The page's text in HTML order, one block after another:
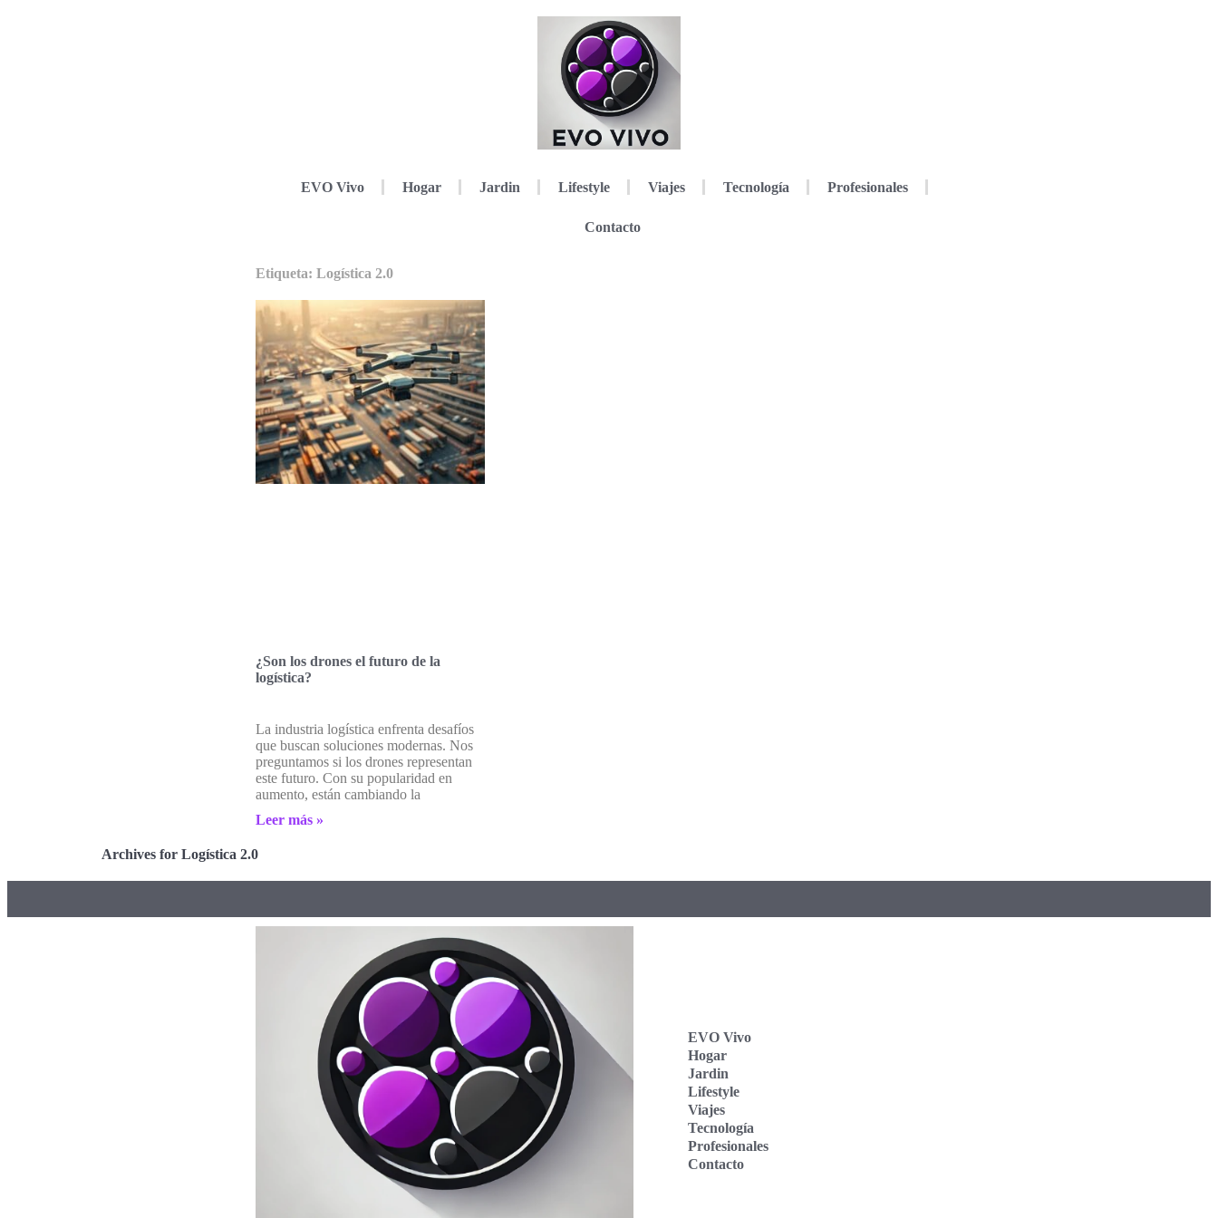
EVO Vivo Hogar Jardin Lifestyle Viajes Tecnología Profesionales
Contacto
Etiqueta: Logística 2.0
¿Son los drones el futuro de la
logística?
La industria logística enfrenta desafíos
que buscan soluciones modernas. Nos
preguntamos si los drones representan
este futuro. Con su popularidad en
aumento, están cambiando la
Leer más »
Archives for Logística 2.0
EVO Vivo
Hogar
Jardin
Lifestyle
Viajes
Tecnología
Profesionales
Contacto